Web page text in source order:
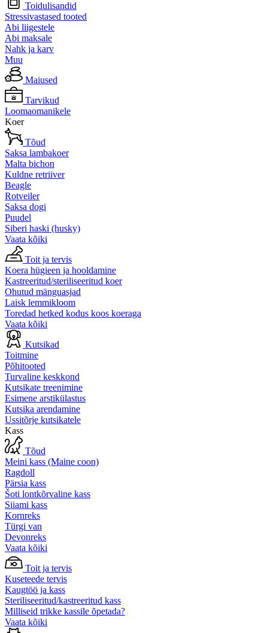
Toidulisandid
Stressivastased tooted
Abi liigestele
Abi maksale
Nahk ja karv
Muu
Maiused
Tarvikud
Loomaomanikele
Koer
Tõud
Saksa lambakoer
Malta bichon
Kuldne retriiver
Beagle
Rotveiler
Saksa dogi
Puudel
Siberi haski (husky)
Vaata kõiki
Toit ja tervis
Koera hügieen ja hooldamine
Kastreeritud/steriliseeritud koer
Ohutud mänguasjad
Laisk lemmikloom
Toredad hetked kodus koos koeraga
Vaata kõiki
Kutsikad
Toitmine
Põhitooted
Turvaline keskkond
Kutsikate treenimine
Esimene arstikülastus
Kutsika arendamine
Ussitõrje kutsikatele
Kass
Tõud
Meini kass (Maine coon)
Ragdoll
Pärsia kass
Šoti lontkõrvaline kass
Siiami kass
Kornreks
Türgi van
Devonreks
Vaata kõiki
Toit ja tervis
Kuseteede tervis
Kaugtöö ja kass
Steriliseeritud/kastreeritud kass
Milliseid trikke kassile õpetada?
Vaata kõiki